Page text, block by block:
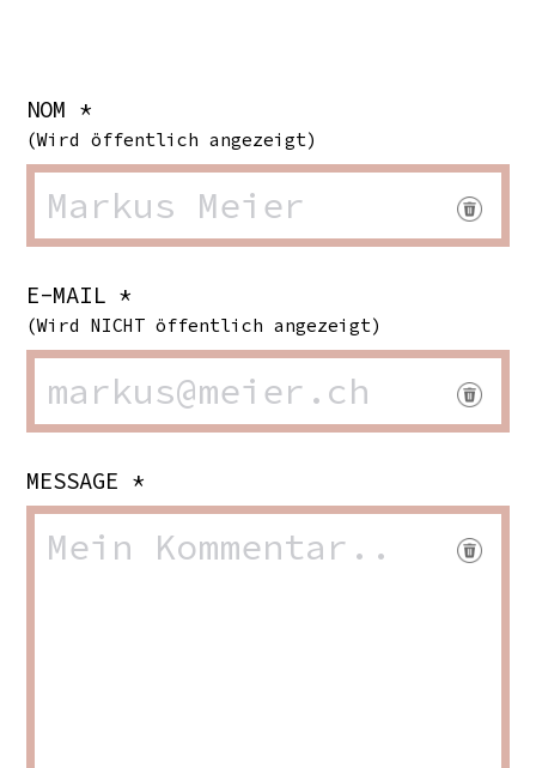
NOM *
(Wird öffentlich angezeigt)
E-MAIL *
(Wird NICHT öffentlich angezeigt)
MESSAGE *